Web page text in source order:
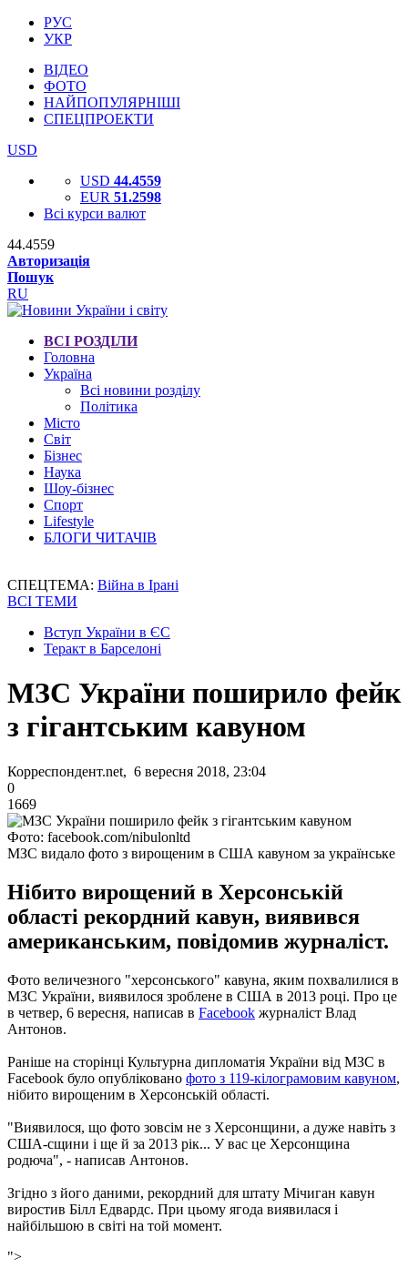
РУС
УКР
ВІДЕО
ФОТО
НАЙПОПУЛЯРНІШІ
СПЕЦПРОЕКТИ
USD
USD 44.4559
EUR 51.2598
Всі курси валют
44.4559
Авторизація
Пошук
RU
ВСІ РОЗДІЛИ
Головна
Україна
Всі новини розділу
Політика
Місто
Світ
Бізнес
Наука
Шоу-бізнес
Спорт
Lifestyle
БЛОГИ ЧИТАЧІВ
СПЕЦТЕМА: Війна в Ірані
ВСІ ТЕМИ
Вступ України в ЄС
Теракт в Барселоні
МЗС України поширило фейк
з гігантським кавуном
Корреспондент.net, 6 вересня 2018, 23:04
0
1669
Фото: facebook.com/nibulonltd
МЗС видало фото з вирощеним в США кавуном за українське
Нібито вирощений в Херсонській
області рекордний кавун, виявився
американським, повідомив журналіст.
Фото величезного "херсонського" кавуна, яким похвалилися в
МЗС України, виявилося зроблене в США в 2013 році. Про це
в четвер, 6 вересня, написав в Facebook журналіст Влад
Антонов.
Раніше на сторінці Культурна дипломатія України від МЗС в
Facebook було опубліковано фото з 119-кілограмовим кавуном,
нібито вирощеним в Херсонській області.
"Виявилося, що фото зовсім не з Херсонщини, а дуже навіть з
США-сщини і ще й за 2013 рік... У вас це Херсонщина
родюча", - написав Антонов.
Згідно з його даними, рекордний для штату Мічиган кавун
виростив Білл Едвардс. При цьому ягода виявилася і
найбільшою в світі на той момент.
">